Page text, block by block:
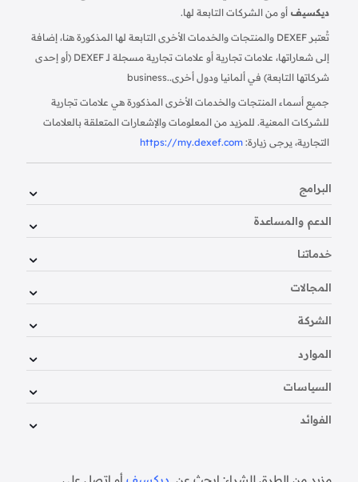
ديكسيف أو من الشركات التابعة لها.
تُعتبر DEXEF والمنتجات والخدمات الأخرى التابعة لها المذكورة هنا، إضافة
إلى شعاراتها، علامات تجارية أو علامات تجارية مسجلة لـ DEXEF (أو إحدى
شركاتها التابعة) في ألمانيا ودول أخرى.business.
جميع أسماء المنتجات والخدمات الأخرى المذكورة هي علامات تجارية
للشركات المعنية. للمزيد من المعلومات والإشعارات المتعلقة بالعلامات
التجارية، يرجى زيارة: https://my.dexef.com
البرامج
الدعم والمساعدة
خدماتنا
المجالات
الشركة
الموارد
السياسات
الفوائد